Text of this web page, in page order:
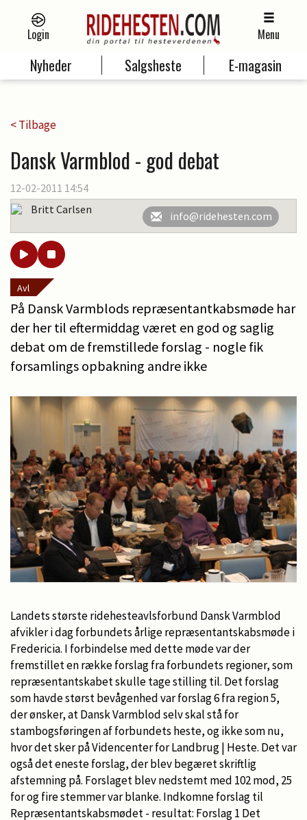
Login Menu
Nyheder Salgsheste E-magasin
< Tilbage
Dansk Varmblod - god debat
12-02-2011 14:54
Britt Carlsen
info@ridehesten.com
Avl
På Dansk Varmblods repræsentantkabsmøde har
der her til eftermiddag været en god og saglig
debat om de fremstillede forslag - nogle fik
forsamlings opbakning andre ikke
Landets største ridehesteavlsforbund Dansk Varmblod
afvikler i dag forbundets årlige repræsentantskabsmøde i
Fredericia. I forbindelse med dette møde var der
fremstillet en række forslag fra forbundets regioner, som
repræsentantskabet skulle tage stilling til. Det forslag
som havde størst bevågenhed var forslag 6 fra region 5,
der ønsker, at Dansk Varmblod selv skal stå for
stambogsføringen af forbundets heste, og ikke som nu,
hvor det sker på Videncenter for Landbrug | Heste. Det var
også det eneste forslag, der blev begæret skriftlig
afstemning på. Forslaget blev nedstemt med 102 mod, 25
for og fire stemmer var blanke. Indkomne forslag til
Repræsentantskabsmødet - resultat: Forslag 1 Det